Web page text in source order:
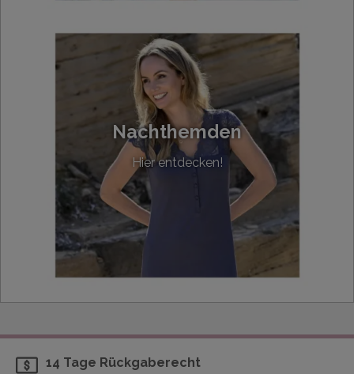
Nachthemden
Hier entdecken!
14 Tage Rückgaberecht